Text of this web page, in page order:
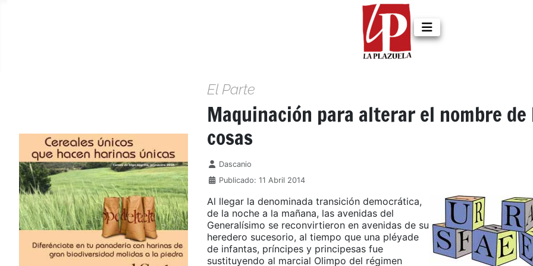
El Parte
Maquinación para alterar el nombre de
cosas
Detalles
Dascanio
Publicado: 11 Abril 2014
Al llegar la denominada transición democrática,
de la noche a la mañana, las avenidas del
Generalísimo se reconvirtieron en avenidas de su
heredero sucesorio, al tiempo que una pléyade
de infantas, príncipes y principesas fue
sustituyendo al marcial Olimpo del régimen